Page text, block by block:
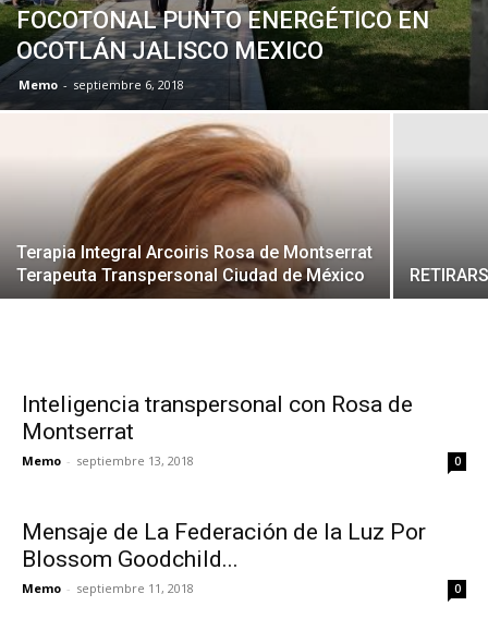
FOCOTONAL PUNTO ENERGÉTICO EN
OCOTLÁN JALISCO MEXICO
Memo - septiembre 6, 2018
Terapia Integral Arcoiris Rosa de Montserrat
Terapeuta Transpersonal Ciudad de México
Inteligencia transpersonal con Rosa de
Montserrat
Memo - septiembre 13, 2018 0
Mensaje de La Federación de la Luz Por
Blossom Goodchild...
Memo - septiembre 11, 2018 0